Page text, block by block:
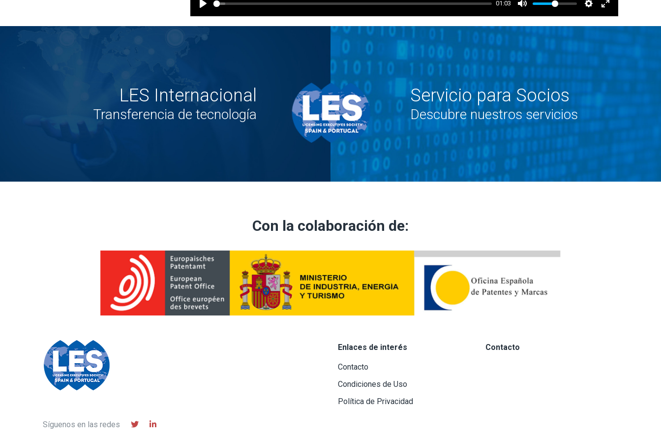
01:03
LES Internacional
Transferencia de tecnología
Servicio para Socios
Descubre nuestros servicios
Con la colaboración de:
Síguenos en las redes
Enlaces de interés
Contacto
Condiciones de Uso
Política de Privacidad
Contacto